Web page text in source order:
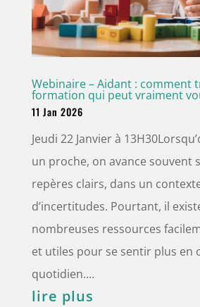
Webinaire – Aidant : comment
formation qui peut vraiment
11 Jan 2026
Jeudi 22 Janvier à
un proche, on avance souvent
repères clairs, dans un
d’incertitudes. Pourtant, il
nombreuses ressources
et utiles pour se sentir plus en
quotidien....
lire plus